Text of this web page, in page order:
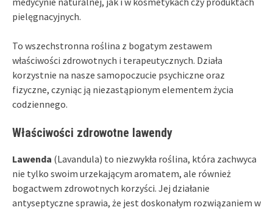
pielęgnacyjnych.
To wszechstronna roślina z bogatym zestawem
właściwości zdrowotnych i terapeutycznych. Działa
korzystnie na nasze samopoczucie psychiczne oraz
fizyczne, czyniąc ją niezastąpionym elementem życia
codziennego.
Właściwości zdrowotne lawendy
Lawenda (Lavandula) to niezwykła roślina, która zachwyca
nie tylko swoim urzekającym aromatem, ale również
bogactwem zdrowotnych korzyści. Jej działanie
antyseptyczne sprawia, że jest doskonałym rozwiązaniem w